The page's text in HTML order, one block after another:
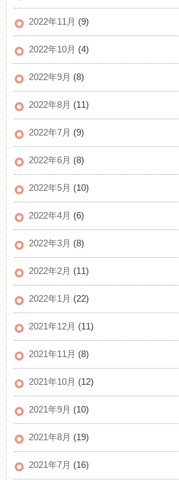
2022年11月 (9)
2022年10月 (4)
2022年9月 (8)
2022年8月 (11)
2022年7月 (9)
2022年6月 (8)
2022年5月 (10)
2022年4月 (6)
2022年3月 (8)
2022年2月 (11)
2022年1月 (22)
2021年12月 (11)
2021年11月 (8)
2021年10月 (12)
2021年9月 (10)
2021年8月 (19)
2021年7月 (16)